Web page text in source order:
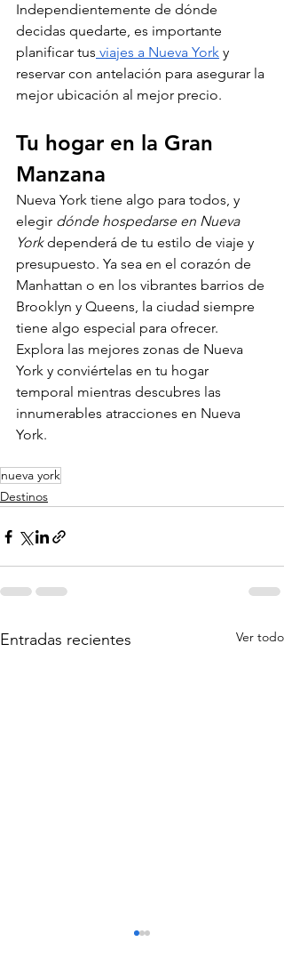
Independientemente de dónde
decidas quedarte, es importante
planificar tus viajes a Nueva York y
reservar con antelación para asegurar la
mejor ubicación al mejor precio.
Tu hogar en la Gran
Manzana
Nueva York tiene algo para todos, y
elegir dónde hospedarse en Nueva
York dependerá de tu estilo de viaje y
presupuesto. Ya sea en el corazón de
Manhattan o en los vibrantes barrios de
Brooklyn y Queens, la ciudad siempre
tiene algo especial para ofrecer.
Explora las mejores zonas de Nueva
York y conviértelas en tu hogar
temporal mientras descubres las
innumerables atracciones en Nueva
York.
nueva york
Destinos
Entradas recientes Ver todo